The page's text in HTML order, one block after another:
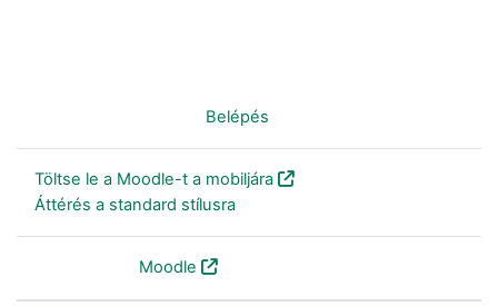
Belépés
Töltse le a Moodle-t a mobiljára
Áttérés a standard stílusra
Moodle